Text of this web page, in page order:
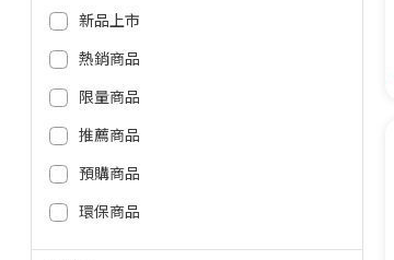
新品上市
熱銷商品
限量商品
推薦商品
預購商品
環保商品